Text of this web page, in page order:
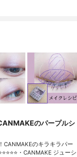
のパープルシ
CANMAKEのキラキラパー
・CANMAKE ジューシ